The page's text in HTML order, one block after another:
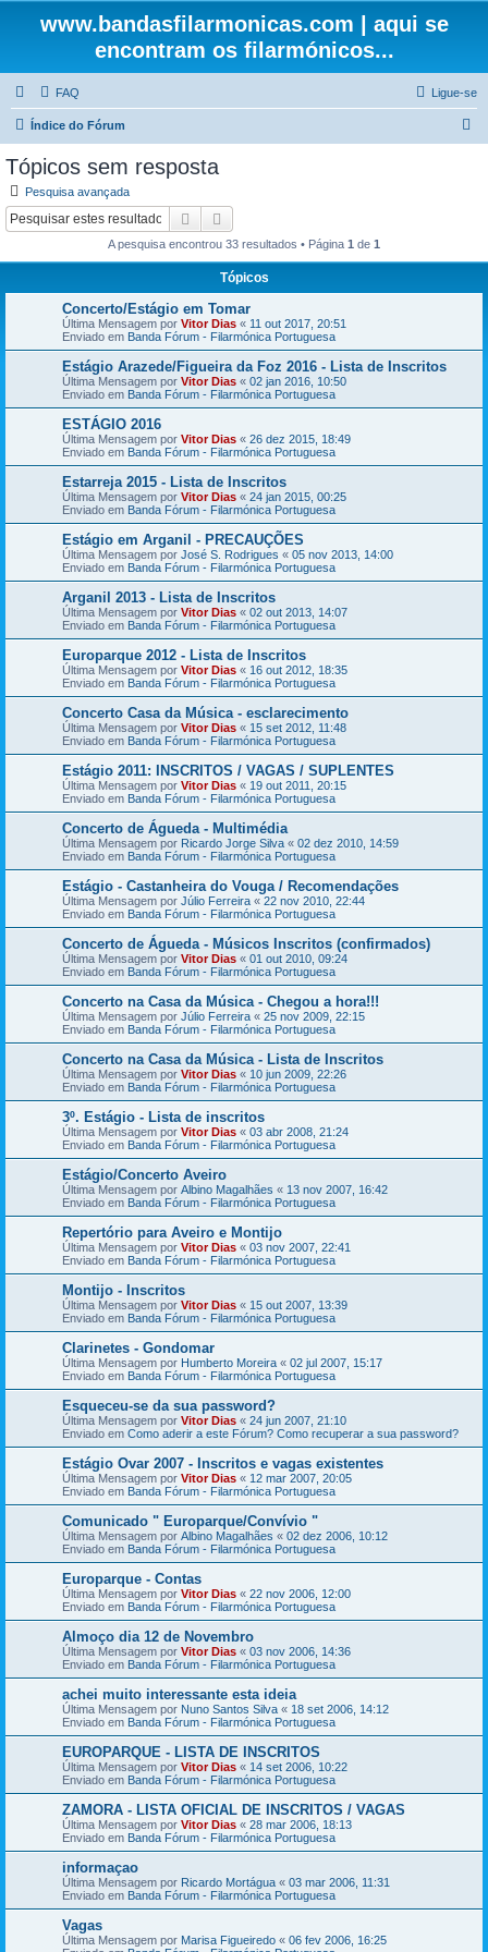
www.bandasfilarmonicas.com | aqui se
encontram os filarmónicos...
FAQ Ligue-se
Índice do Fórum
Tópicos sem resposta
Pesquisa avançada
Pesquisar
A pesquisa encontrou 33 resultados • Página 1 de 1
Tópicos
Concerto/Estágio em Tomar
Última Mensagem por Vitor Dias « 11 out 2017, 20:51
Enviado em Banda Fórum - Filarmónica Portuguesa
Estágio Arazede/Figueira da Foz 2016 - Lista de Inscritos
Última Mensagem por Vitor Dias « 02 jan 2016, 10:50
Enviado em Banda Fórum - Filarmónica Portuguesa
ESTÁGIO 2016
Última Mensagem por Vitor Dias « 26 dez 2015, 18:49
Enviado em Banda Fórum - Filarmónica Portuguesa
Estarreja 2015 - Lista de Inscritos
Última Mensagem por Vitor Dias « 24 jan 2015, 00:25
Enviado em Banda Fórum - Filarmónica Portuguesa
Estágio em Arganil - PRECAUÇÕES
Última Mensagem por José S. Rodrigues « 05 nov 2013, 14:00
Enviado em Banda Fórum - Filarmónica Portuguesa
Arganil 2013 - Lista de Inscritos
Última Mensagem por Vitor Dias « 02 out 2013, 14:07
Enviado em Banda Fórum - Filarmónica Portuguesa
Europarque 2012 - Lista de Inscritos
Última Mensagem por Vitor Dias « 16 out 2012, 18:35
Enviado em Banda Fórum - Filarmónica Portuguesa
Concerto Casa da Música - esclarecimento
Última Mensagem por Vitor Dias « 15 set 2012, 11:48
Enviado em Banda Fórum - Filarmónica Portuguesa
Estágio 2011: INSCRITOS / VAGAS / SUPLENTES
Última Mensagem por Vitor Dias « 19 out 2011, 20:15
Enviado em Banda Fórum - Filarmónica Portuguesa
Concerto de Águeda - Multimédia
Última Mensagem por Ricardo Jorge Silva « 02 dez 2010, 14:59
Enviado em Banda Fórum - Filarmónica Portuguesa
Estágio - Castanheira do Vouga / Recomendações
Última Mensagem por Júlio Ferreira « 22 nov 2010, 22:44
Enviado em Banda Fórum - Filarmónica Portuguesa
Concerto de Águeda - Músicos Inscritos (confirmados)
Última Mensagem por Vitor Dias « 01 out 2010, 09:24
Enviado em Banda Fórum - Filarmónica Portuguesa
Concerto na Casa da Música - Chegou a hora!!!
Última Mensagem por Júlio Ferreira « 25 nov 2009, 22:15
Enviado em Banda Fórum - Filarmónica Portuguesa
Concerto na Casa da Música - Lista de Inscritos
Última Mensagem por Vitor Dias « 10 jun 2009, 22:26
Enviado em Banda Fórum - Filarmónica Portuguesa
3º. Estágio - Lista de inscritos
Última Mensagem por Vitor Dias « 03 abr 2008, 21:24
Enviado em Banda Fórum - Filarmónica Portuguesa
Estágio/Concerto Aveiro
Última Mensagem por Albino Magalhães « 13 nov 2007, 16:42
Enviado em Banda Fórum - Filarmónica Portuguesa
Repertório para Aveiro e Montijo
Última Mensagem por Vitor Dias « 03 nov 2007, 22:41
Enviado em Banda Fórum - Filarmónica Portuguesa
Montijo - Inscritos
Última Mensagem por Vitor Dias « 15 out 2007, 13:39
Enviado em Banda Fórum - Filarmónica Portuguesa
Clarinetes - Gondomar
Última Mensagem por Humberto Moreira « 02 jul 2007, 15:17
Enviado em Banda Fórum - Filarmónica Portuguesa
Esqueceu-se da sua password?
Última Mensagem por Vitor Dias « 24 jun 2007, 21:10
Enviado em Como aderir a este Fórum? Como recuperar a sua password?
Estágio Ovar 2007 - Inscritos e vagas existentes
Última Mensagem por Vitor Dias « 12 mar 2007, 20:05
Enviado em Banda Fórum - Filarmónica Portuguesa
Comunicado " Europarque/Convívio "
Última Mensagem por Albino Magalhães « 02 dez 2006, 10:12
Enviado em Banda Fórum - Filarmónica Portuguesa
Europarque - Contas
Última Mensagem por Vitor Dias « 22 nov 2006, 12:00
Enviado em Banda Fórum - Filarmónica Portuguesa
Almoço dia 12 de Novembro
Última Mensagem por Vitor Dias « 03 nov 2006, 14:36
Enviado em Banda Fórum - Filarmónica Portuguesa
achei muito interessante esta ideia
Última Mensagem por Nuno Santos Silva « 18 set 2006, 14:12
Enviado em Banda Fórum - Filarmónica Portuguesa
EUROPARQUE - LISTA DE INSCRITOS
Última Mensagem por Vitor Dias « 14 set 2006, 10:22
Enviado em Banda Fórum - Filarmónica Portuguesa
ZAMORA - LISTA OFICIAL DE INSCRITOS / VAGAS
Última Mensagem por Vitor Dias « 28 mar 2006, 18:13
Enviado em Banda Fórum - Filarmónica Portuguesa
informaçao
Última Mensagem por Ricardo Mortágua « 03 mar 2006, 11:31
Enviado em Banda Fórum - Filarmónica Portuguesa
Vagas
Última Mensagem por Marisa Figueiredo « 06 fev 2006, 16:25